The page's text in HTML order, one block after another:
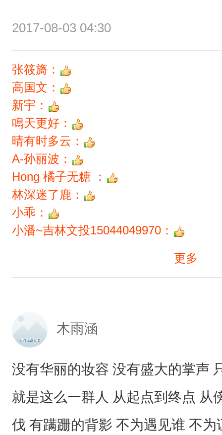
2017-08-03 04:30
张筱旖：
高国文：
新宇：
鳴天更好：
晴有时多云：
A-孙丽波：
Hong 橘子无糖 ：
林深迷了鹿：
小乖：
小潘~吉林文投15044049970：
更多
木雨涵
没有华丽的妆容 没有盛大的掌声
就是这么一群人 从起点到终点 从
伐 有蹒跚的背影 不为遇见谁 不